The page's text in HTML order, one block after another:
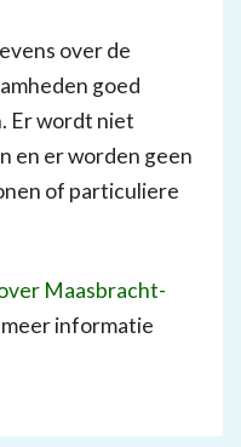
over de
goed
Er wordt niet
en er worden geen
of particuliere
Maasbracht-
informatie